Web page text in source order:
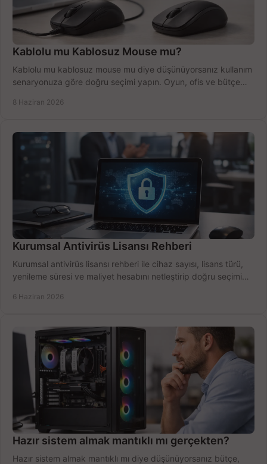
Kablolu mu Kablosuz Mouse mu?
Kablolu mu kablosuz mouse mu diye düşünüyorsanız kullanım
senaryonuza göre doğru seçimi yapın. Oyun, ofis ve bütçe
8 Haziran 2026
Kurumsal Antivirüs Lisansı Rehberi
Kurumsal antivirüs lisansı rehberi ile cihaz sayısı, lisans türü,
yenileme süresi ve maliyet hesabını netleştirip doğru seçimi
6 Haziran 2026
Hazır sistem almak mantıklı mı gerçekten?
Hazır sistem almak mantıklı mı diye düşünüyorsanız bütçe,